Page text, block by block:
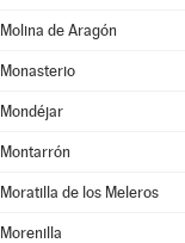
Molina de Aragón
Monasterio
Mondéjar
Montarrón
Moratilla de los Meleros
Morenilla